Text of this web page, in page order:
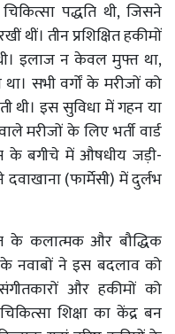
पद्धति थी, जिसने
थीं। तीन प्रशिक्षित हकीमों
इलाज न केवल मुफ्त था,
सभी वर्गों के मरीजों को
थी। इस सुविधा में गहन या
मरीजों के लिए भर्ती वार्ड
के बगीचे में औषधीय जड़ी-
(फार्मेसी) में दुर्लभ
के कलात्मक और बौद्धिक
नवाबों ने इस बदलाव को
और हकीमों को
शिक्षा का केंद्र बन